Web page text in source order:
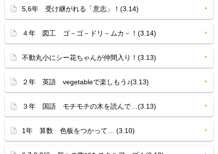
5,6年 受け継がれる「意志」！(3.14)
４年 図工 ゴ－ゴ－ドリ－ムカ－！(3.14)
不動丸小にシー花ちゃんが仲間入り！(3.13)
２年 英語 vegetableで楽しもう♪(3.13)
３年 国語 モチモチの木を読んで…(3.13)
1年 算数 色板をつかって… (3.10)